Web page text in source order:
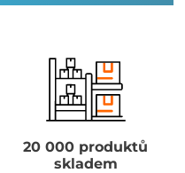
20 000 produktů
skladem